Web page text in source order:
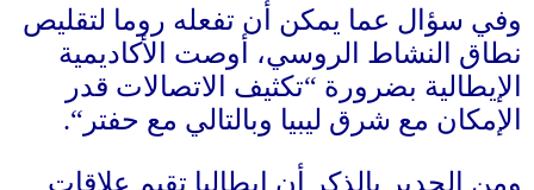
وفي سؤال عما يمكن أن تفعله روما لتقليص
نطاق النشاط الروسي، أوصت الأكاديمية
الإيطالية بضرورة “تكثيف الاتصالات قدر
الإمكان مع شرق ليبيا وبالتالي مع حفتر “.
ومن الجدير بالذكر أن إيطاليا تقيم علاقات